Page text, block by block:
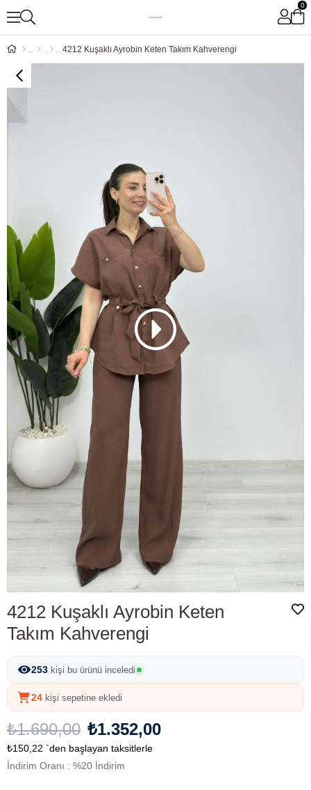
0
4212 Kuşaklı Ayrobin Keten Takım Kahverengi
4212 Kuşaklı Ayrobin Keten
Takım Kahverengi
253 kişi bu ürünü inceledi
24 kişi sepetine ekledi
₺1.690,00 ₺1.352,00
₺150,22 `den başlayan taksitlerle
İndirim Oranı : %20 İndirim